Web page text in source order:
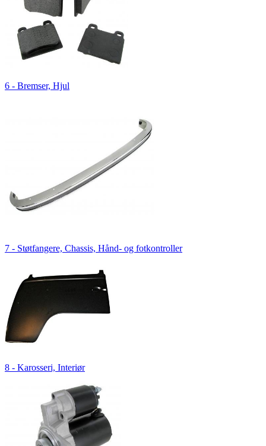
6 - Bremser, Hjul
7 - Støtfangere, Chassis, Hånd- og fotkontroller
8 - Karosseri, Interiør